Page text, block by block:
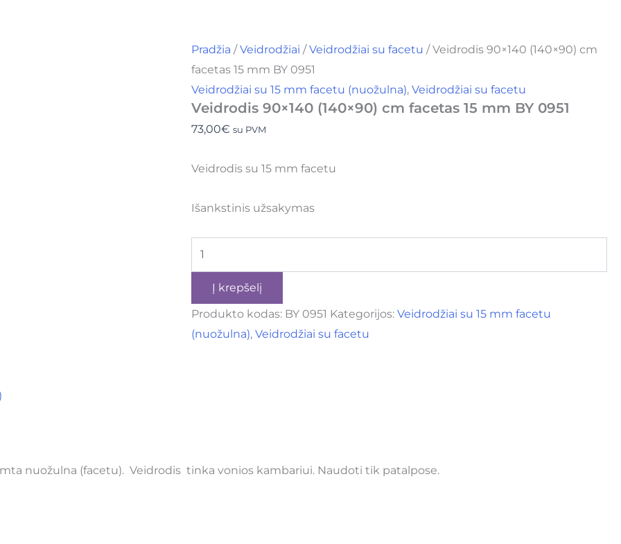
Pradžia /Veidrodžiai /Veidrodžiai su facetu / Veidrodis 90×140 (140×90) cm
facetas 15 mm BY 0951
Veidrodžiai su 15 mm facetu (nuožulna),Veidrodžiai su facetu
Veidrodis 90×140 (140×90) cm facetas 15 mm BY 0951
73,00€ su PVM
Veidrodis su 15 mm facetu
Išankstinis užsakymas
Į krepšelį
Produkto kodas: BY 0951 Kategorijos:Veidrodžiai su 15 mm facetu
(nuožulna),Veidrodžiai su facetu
nuožulna (facetu). Veidrodis tinka vonios kambariui. Naudoti tik patalpose.